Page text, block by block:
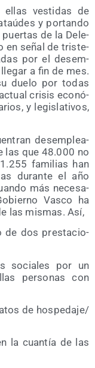
ellas ves­ti­das de
y por­tan­do
puer­tas de la Dele­
en señal de tris­te­
por el des­em­
a fin de mes.
due­lo por todas
cri­sis eco­nó­
y legis­la­ti­vos,
des­em­plea­
las que 48.000 no
fami­lias han
duran­te el año
más nece­sa­
Vas­co ha
las mis­mas. Así,
de dos pres­ta­cio­
socia­les por un
per­so­nas con
de hospedaje/​
la cuan­tía de las